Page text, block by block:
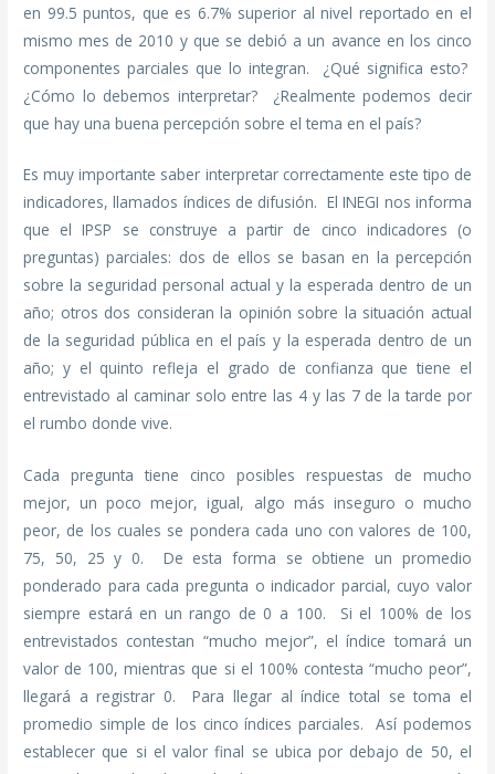
en 99.5 puntos, que es 6.7% superior al nivel reportado en el
mismo mes de 2010 y que se debió a un avance en los cinco
componentes parciales que lo integran. ¿Qué significa esto?
¿Cómo lo debemos interpretar? ¿Realmente podemos decir
que hay una buena percepción sobre el tema en el país?
Es muy importante saber interpretar correctamente este tipo de
indicadores, llamados índices de difusión. El INEGI nos informa
que el IPSP se construye a partir de cinco indicadores (o
preguntas) parciales: dos de ellos se basan en la percepción
sobre la seguridad personal actual y la esperada dentro de un
año; otros dos consideran la opinión sobre la situación actual
de la seguridad pública en el país y la esperada dentro de un
año; y el quinto refleja el grado de confianza que tiene el
entrevistado al caminar solo entre las 4 y las 7 de la tarde por
el rumbo donde vive.
Cada pregunta tiene cinco posibles respuestas de mucho
mejor, un poco mejor, igual, algo más inseguro o mucho
peor, de los cuales se pondera cada uno con valores de 100,
75, 50, 25 y 0. De esta forma se obtiene un promedio
ponderado para cada pregunta o indicador parcial, cuyo valor
siempre estará en un rango de 0 a 100. Si el 100% de los
entrevistados contestan “mucho mejor”, el índice tomará un
valor de 100, mientras que si el 100% contesta “mucho peor”,
llegará a registrar 0. Para llegar al índice total se toma el
promedio simple de los cinco índices parciales. Así podemos
establecer que si el valor final se ubica por debajo de 50, el